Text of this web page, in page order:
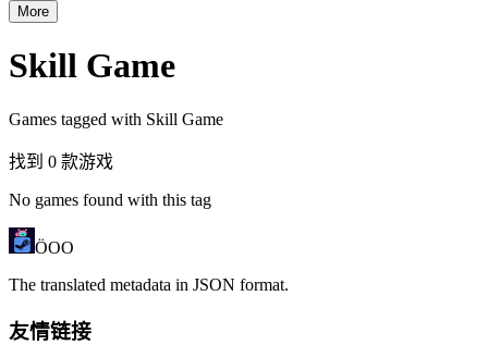
More
Skill Game
Games tagged with Skill Game
找到 0 款游戏
No games found with this tag
ÖOO
The translated metadata in JSON format.
友情链接